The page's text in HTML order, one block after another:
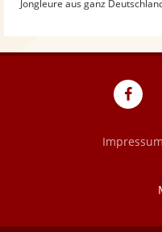
Jongleure aus ganz
Impressum